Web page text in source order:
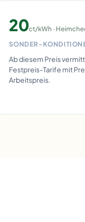
20ct/kWh ·
SONDER-
Ab diesem Preis
Festpreis-Tarife mit
Arbeitspreis.